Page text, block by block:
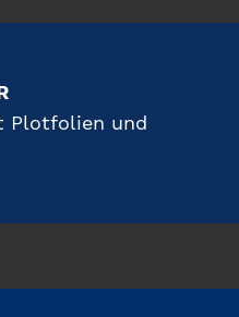
Plotfolien und